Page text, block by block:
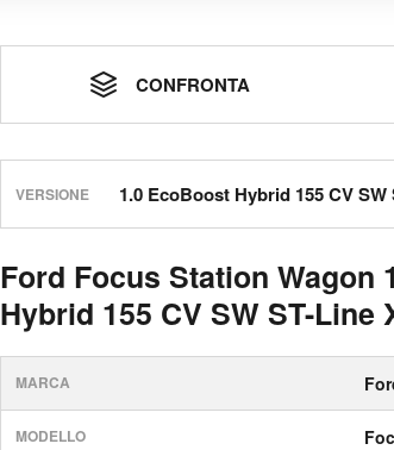
CONFRONTA
VERSIONE
Ford Focus Station Wagon
Hybrid 155 CV SW ST-Line
MARCA
MODELLO